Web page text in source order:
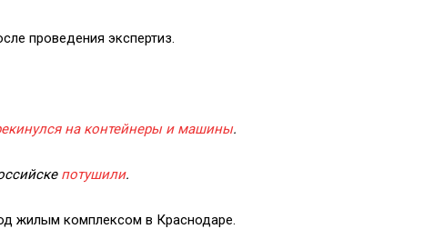
проведения экспертиз.
на контейнеры и машины.
потушили.
жилым комплексом в Краснодаре.